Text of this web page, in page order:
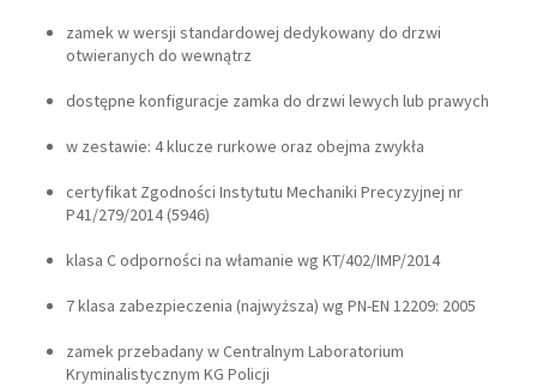
zamek w wersji standardowej dedykowany do drzwi
otwieranych do wewnątrz
dostępne konfiguracje zamka do drzwi lewych lub prawych
w zestawie: 4 klucze rurkowe oraz obejma zwykła
certyfikat Zgodności Instytutu Mechaniki Precyzyjnej nr
P41/279/2014 (5946)
klasa C odporności na włamanie wg KT/402/IMP/2014
7 klasa zabezpieczenia (najwyższa) wg PN-EN 12209: 2005
zamek przebadany w Centralnym Laboratorium
Kryminalistycznym KG Policji